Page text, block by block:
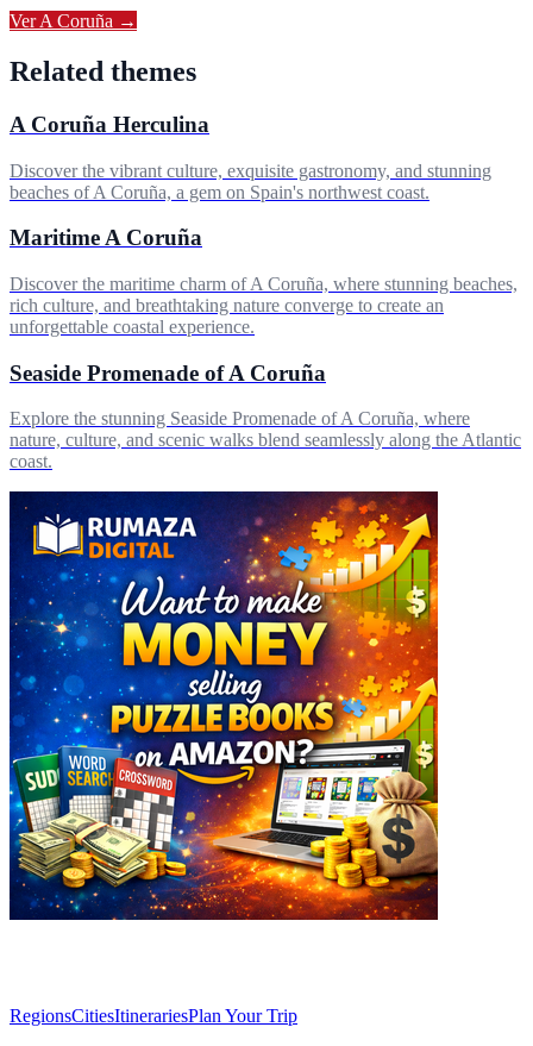
VerA Coruña →
Related themes
A Coruña Herculina
Discover the vibrant culture, exquisite gastronomy, and stunning
beaches of A Coruña, a gem on Spain's northwest coast.
Maritime A Coruña
Discover the maritime charm of A Coruña, where stunning beaches,
rich culture, and breathtaking nature converge to create an
unforgettable coastal experience.
Seaside Promenade of A Coruña
Explore the stunning Seaside Promenade of A Coruña, where
nature, culture, and scenic walks blend seamlessly along the Atlantic
coast.
RegionsCitiesItinerariesPlan Your Trip